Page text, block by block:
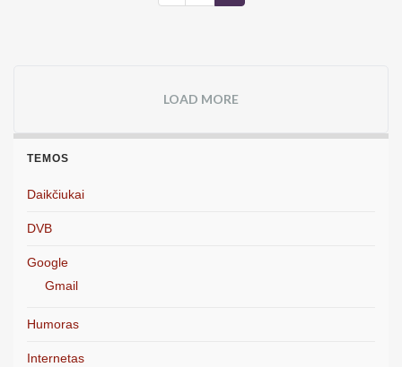
LOAD MORE
TEMOS
Daikčiukai
DVB
Google
Gmail
Humoras
Internetas